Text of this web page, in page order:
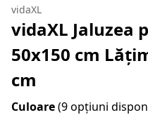
vidaXL
vidaXL Jaluzea
50x150 cm
cm
Culoare(9 opțiuni